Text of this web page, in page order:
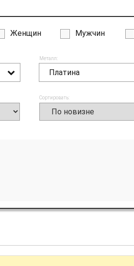
Женщин Мужчин
Металл:
Платина
Сортировать: